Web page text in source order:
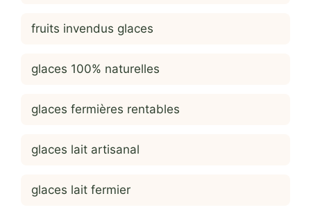
fruits invendus glaces
glaces 100% naturelles
glaces fermières rentables
glaces lait artisanal
glaces lait fermier